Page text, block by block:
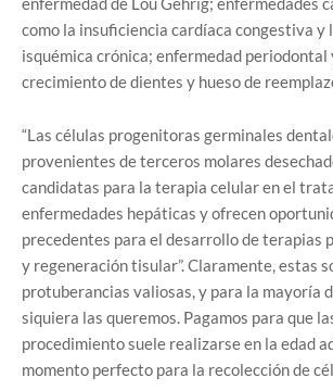
como la insuficiencia cardíaca congestiva y
isquémica crónica; enfermedad periodontal
crecimiento de dientes y hueso de
“Las células progenitoras germinales
provenientes de terceros molares
candidatas para la terapia celular en el
enfermedades hepáticas y ofrecen
precedentes para el desarrollo de terapias
y regeneración tisular”. Claramente, estas
protuberancias valiosas, y para la mayoría
siquiera las queremos. Pagamos para que
procedimiento suele realizarse en la edad
momento perfecto para la recolección de